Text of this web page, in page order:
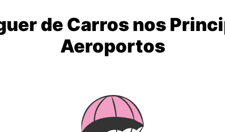
de Carros nos
Aeroportos